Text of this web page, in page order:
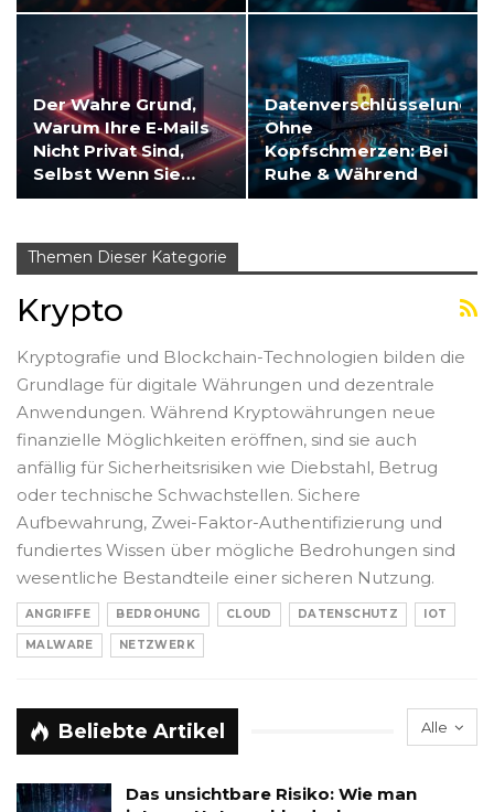
Wird
Der Wahre Grund,
Warum Ihre E-Mails
Nicht Privat Sind,
Selbst Wenn Sie…
Datenverschlüsselung
Ohne
Kopfschmerzen: Bei
Ruhe & Während
Der…
Themen Dieser Kategorie
Krypto
Kryptografie und Blockchain-Technologien bilden die
Grundlage für digitale Währungen und dezentrale
Anwendungen. Während Kryptowährungen neue
finanzielle Möglichkeiten eröffnen, sind sie auch
anfällig für Sicherheitsrisiken wie Diebstahl, Betrug
oder technische Schwachstellen. Sichere
Aufbewahrung, Zwei-Faktor-Authentifizierung und
fundiertes Wissen über mögliche Bedrohungen sind
wesentliche Bestandteile einer sicheren Nutzung.
ANGRIFFE BEDROHUNG CLOUD DATENSCHUTZ IOT
MALWARE NETZWERK
Alle
Beliebte Artikel
Das unsichtbare Risiko: Wie man